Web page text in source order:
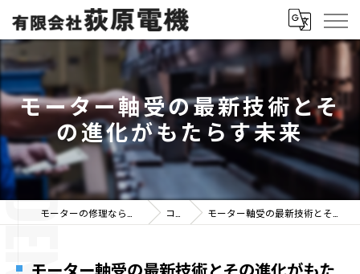
モーター軸受の最新技術とそ
の進化がもたらす未来
コラム モーター軸受の最新技術とその進化がもたらす未来
モーター軸受の最新技術とその進化がもた